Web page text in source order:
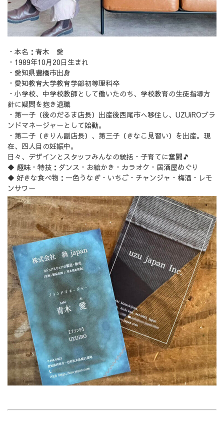
・本名：青木 愛
・1989年10月20日生まれ
・愛知県豊橋市出身
・愛知教育大学教育学部初等理科卒
・小学校、中学校教師として働いたのち、学校教育の生徒指導方
針に疑問を抱き退職
・第一子（後のだるま店長）出産後西尾市へ移住し、UZUiROブラ
ンドマネージャーとして始動。
・第二子（きりん副店長）、第三子（きなこ見習い）を出産。現
在、四人目の妊娠中。
日々、デザインとスタッフみんなの統括・子育てに奮闘🎵
◆ 趣味・特技：ダンス・お絵かき・カラオケ・居酒屋めぐり
◆ 好きな食べ物：一色うなぎ・いちご・チャンジャ・梅酒・レモ
ンサワー